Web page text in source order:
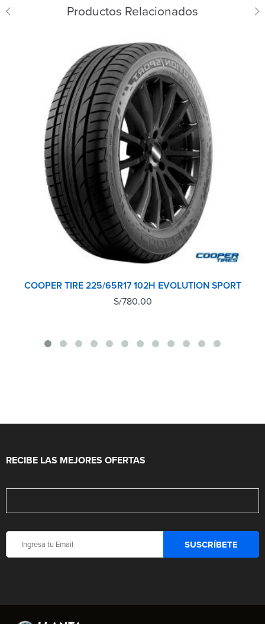
Productos Relacionados
COOPER TIRE 225/65R17 102H EVOLUTION SPORT
S/780.00
RECIBE LAS MEJORES OFERTAS